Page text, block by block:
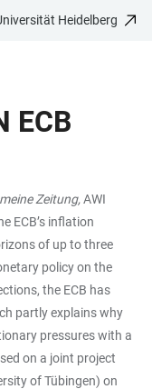
Heidelberg
ECB
Zeitung,AWI
ECB’s inflation
of up to three
policy on the
the ECB has
partly explains why
pressures with a
on a joint project
of Tübingen) on